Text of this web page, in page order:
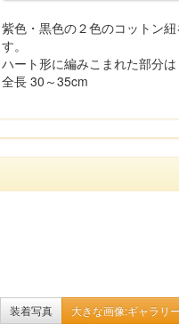
紫色・黒色の２色のコットン
す。
ハート形に編みこまれた部分
全長 30～35cm
装着写真 大きな画像:ギャラリー